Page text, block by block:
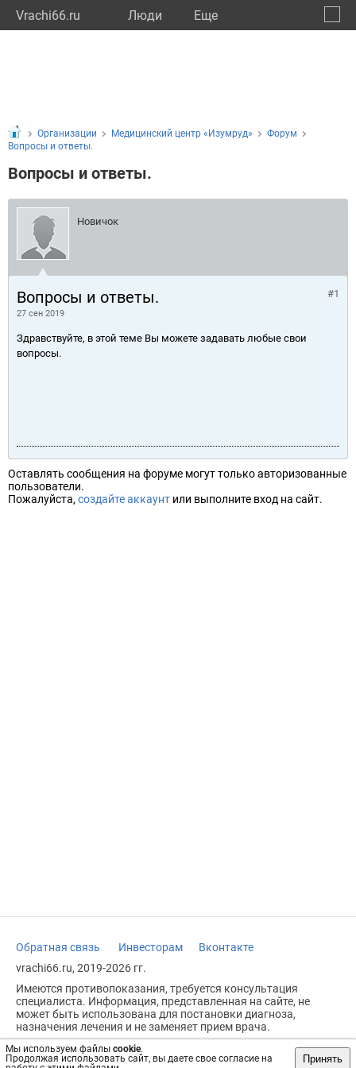
Vrachi66.ru Люди Eще
Мы используем файлы cookie.
Продолжая использовать сайт, вы даете свое согласие на
Принять
Организации Медицинский центр «Изумруд»
Форум
Вопросы и ответы.
Вопросы и ответы.
Новичок
Вопросы и ответы.
27 сен 2019
#1
Здравствуйте, в этой теме Вы можете задавать любые свои
вопросы.
Оставлять сообщения на форуме могут только авторизованные
пользователи.
Пожалуйста, создайте аккаунт или выполните вход на сайт.
Обратная связь Инвесторам
Вконтакте
vrachi66.ru, 2019-2026 гг.
Имеются противопоказания, требуется консультация
специалиста. Информация, представленная на сайте, не
может быть использована для постановки диагноза,
назначения лечения и не заменяет прием врача.
Возрастное ограничение: 18+